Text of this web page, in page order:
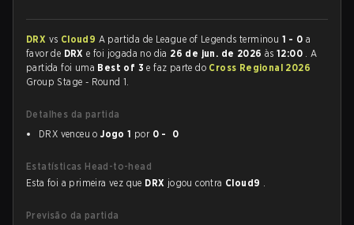
DRX vs Cloud9 A partida de League of Legends terminou 1 - 0 a
favor de DRXe foi jogada no dia 26 de jun. de 2026 às12:00 . A
partida foi uma Best of 3e faz parte do Cross Regional 2026
Group Stage - Round 1.
Detalhes da partida
DRX venceu oJogo 1 por 0 - 0
Estatísticas Head-to-head
Esta foi a primeira vez que DRX jogou contra Cloud9 .
Previsão da partida